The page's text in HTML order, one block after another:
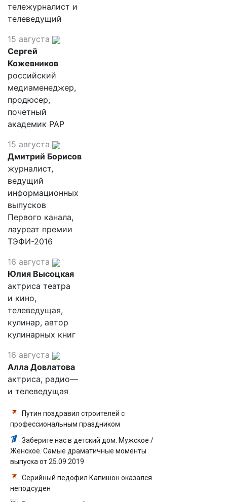
тележурналист и
телеведущий
15 августа
Сергей
Кожевников
российский
медиаменеджер,
продюсер,
почетный
академик РАР
15 августа
Дмитрий Борисов
журналист,
ведущий
информационных
выпусков
Первого канала,
лауреат премии
ТЭФИ-2016
16 августа
Юлия Высоцкая
актриса театра
и кино,
телеведущая,
кулинар, автор
кулинарных книг
16 августа
Алла Довлатова
актриса, радио—
и телеведущая
Путин поздравил строителей с
профессиональным праздником
Заберите нас в детский дом. Мужское /
Женское. Самые драматичные моменты
выпуска от 25.09.2019
Серийный педофил Капишон оказался
неподсуден